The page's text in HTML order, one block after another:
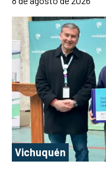
Vichuquén